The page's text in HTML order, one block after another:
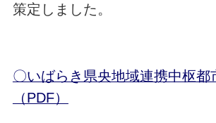
策定しました。
〇いばらき県央地域連携中枢都
（PDF）